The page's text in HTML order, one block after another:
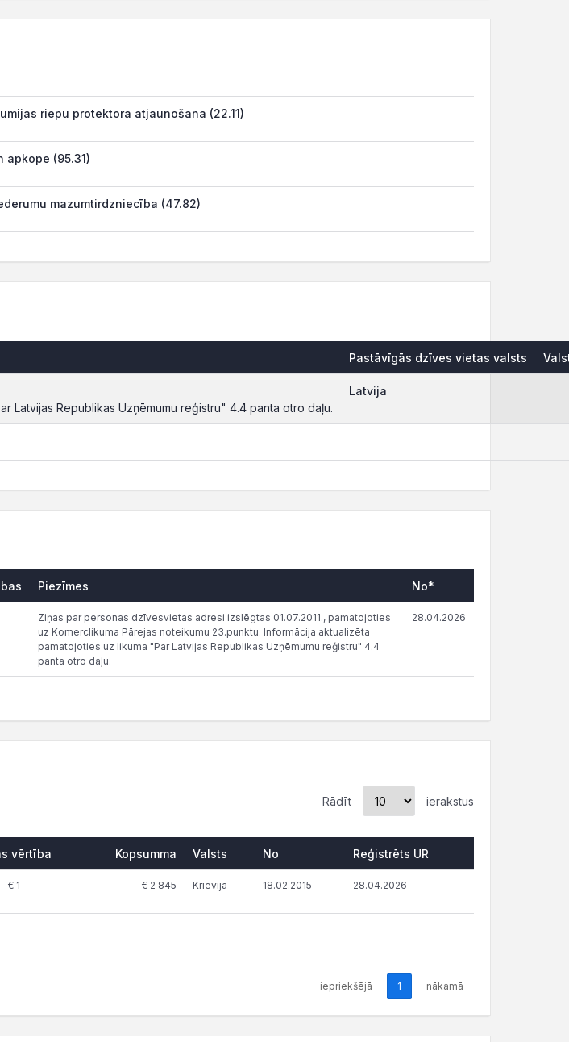
riepu protektora atjaunošana (22.11)
(95.31)
mazumtirdzniecība (47.82)
Pastāvīgās dzīves vietas valsts
Latvijas Republikas Uzņēmumu reģistru" 4.4 panta otro daļu.
Latvija
Piezīmes No*
Ziņas par personas dzīvesvietas adresi izslēgtas 01.07.2011., pamatojoties
uz Komerclikuma Pārejas noteikumu 23.punktu. Informācija aktualizēta
pamatojoties uz likuma "Par Latvijas Republikas Uzņēmumu reģistru" 4.4
panta otro daļu.
28.04.2026
Rādīt ierakstus
vērtība Kopsumma Valsts No Reģistrēts UR
€ 1 € 2 845 Krievija 18.02.2015 28.04.2026
iepriekšējā 1 nākamā